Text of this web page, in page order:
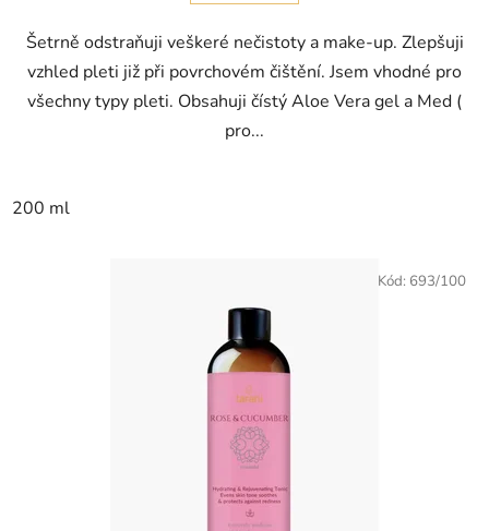
Šetrně odstraňuji veškeré nečistoty a make-up. Zlepšuji
vzhled pleti již při povrchovém čištění. Jsem vhodné pro
všechny typy pleti. Obsahuji čístý Aloe Vera gel a Med (
pro...
200 ml
Kód: 693/100